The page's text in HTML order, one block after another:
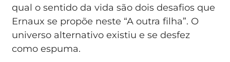
qual o sentido da vida são dois desafios que
Ernaux se propõe neste “A outra filha”. O
universo alternativo existiu e se desfez
como espuma.